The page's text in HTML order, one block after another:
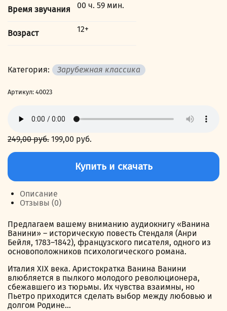
Время звучания 00 ч. 59 мин.
Возраст 12+
Категория: Зарубежная классика
Артикул: 40023
249,00руб. Первоначальная
249,00 руб..
199,00 руб.
Количество
Ванина
Ванини
Купить и скачать
Описание
Отзывы (0)
Предлагаем вашему вниманию аудиокнигу «Ванина
Ванини» – историческую повесть Стендаля (Анри
Бейля, 1783–1842), французского писателя, одного из
основоположников психологического романа.
Италия XIX века. Аристократка Ванина Ванини
влюбляется в пылкого молодого революционера,
сбежавшего из тюрьмы. Их чувства взаимны, но
Пьетро приходится сделать выбор между любовью и
долгом Родине…